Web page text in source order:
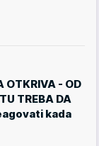
OTKRIVA - OD
TREBA DA
kada